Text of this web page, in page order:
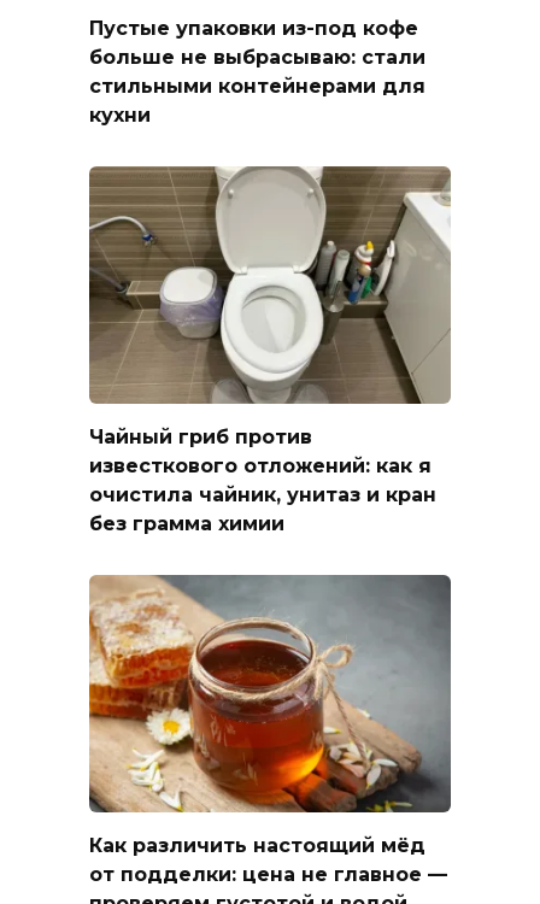
Пустые упаковки из-под кофе
больше не выбрасываю: стали
стильными контейнерами для
кухни
Чайный гриб против
известкового отложений: как я
очистила чайник, унитаз и кран
без грамма химии
Как различить настоящий мёд
от подделки: цена не главное —